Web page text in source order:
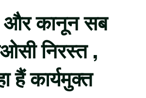
और कानून सब
निरस्त ,
हैं कार्यमुक्त